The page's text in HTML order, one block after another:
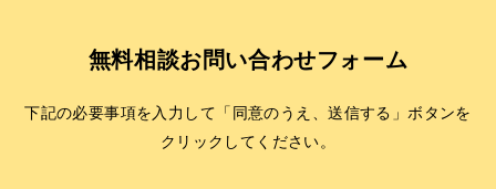
無料相談お問い合わせフォーム
下記の必要事項を入力して「同意のうえ、送信する」ボタンを
クリックしてください。